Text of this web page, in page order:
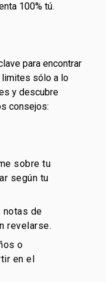
100% tú.
para encontrar
limites sólo a lo
y descubre
consejos:
sobre tu
según tu
notas de
revelarse.
o
en el